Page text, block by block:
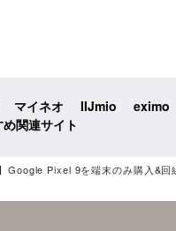
マイネオ IIJmio eximo
関連サイト
Google Pixel 9を端末のみ購入&回